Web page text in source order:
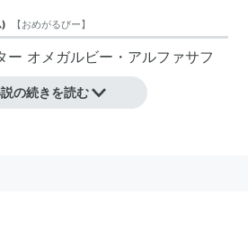
) 【おめがるびー】
ー オメガルビー・アルファサフ
の続きを読む